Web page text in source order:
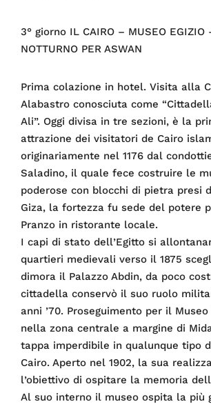
3° giorno IL CAIRO – MUSEO EGIZIO
NOTTURNO PER ASWAN
Prima colazione in hotel. Visita alla
Alabastro conosciuta come
Ali”. Oggi divisa in tre sezioni, è la
attrazione dei visitatori de Cairo
originariamente nel 1176 dal
Saladino, il quale fece costruire le
poderose con blocchi di pietra presi
Giza, la fortezza fu sede del potere
Pranzo in ristorante locale.
I capi di stato dell’Egitto si
quartieri medievali verso il 1875
dimora il Palazzo Abdin, da poco
cittadella conservò il suo ruolo
anni ’70. Proseguimento per il
nella zona centrale a margine di
tappa imperdibile in qualunque tipo
Cairo. Aperto nel 1902, la sua
l’obiettivo di ospitare la memoria
Al suo interno il museo ospita la più